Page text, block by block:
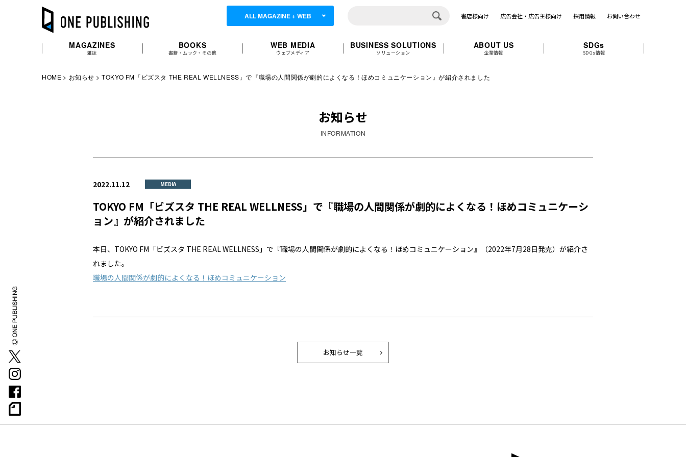
ALL MAGAZINE + WEB 書店様向け 広告会社・広告主様向け 採用情報 お問い合わせ
MAGAZINES
雑誌
BOOKS
書籍・ムック・その他
WEB MEDIA
ウェブメディア
BUSINESS SOLUTIONS
ソリューション
ABOUT US
企業情報
SDGs
SDGs情報
HOME お知らせ TOKYO FM「ビズスタ THE REAL WELLNESS」で『職場の人間関係が劇的によくなる！ほめコミュニケーション』が紹介されました
お知らせ
INFORMATION
2022.11.12 MEDIA
TOKYO FM「ビズスタ THE REAL WELLNESS」で『職場の人間関係が劇的によくなる！ほめコミュニケーシ
ョン』が紹介されました
本日、TOKYO FM「ビズスタ THE REAL WELLNESS」で『職場の人間関係が劇的によくなる！ほめコミュニケーション』（2022年7月28日発売）が紹介さ
れました。
職場の人間関係が劇的によくなる！ほめコミュニケーション
お知らせ一覧